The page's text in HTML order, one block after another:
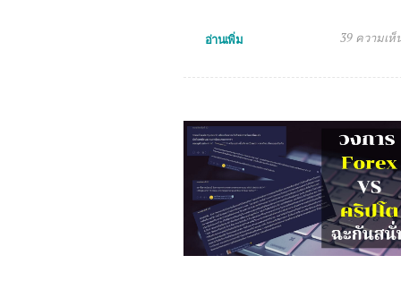
อ่านเพิ่ม 39 ความเห็